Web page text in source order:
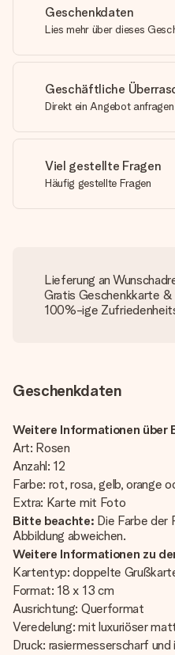
Geschenkdaten
Lies mehr über dieses
Geschäftliche
Direkt ein Angebot anfragen
Viel gestellte Fragen
Häufig gestellte Fragen
Lieferung an
Gratis Geschenkkarte &
100%-ige
Geschenkdaten
Weitere Informationen über
Art: Rosen
Anzahl: 12
Farbe: rot, rosa, gelb, orange
Extra: Karte mit Foto
Bitte beachte: Die Farbe der
Abbildung abweichen.
Weitere Informationen zu
Kartentyp: doppelte
Format: 18 x 13 cm
Ausrichtung: Querformat
Veredelung: mit luxuriöser
Druck: rasiermesserscharf